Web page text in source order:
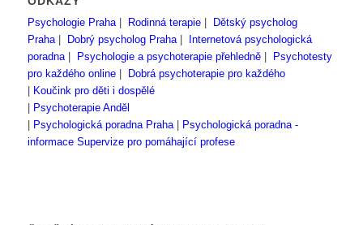
Psychologie Praha| Rodinná terapie|
Dětský psycholog
Praha| Dobrý psycholog Praha|
Internetová psychologická
poradna| Psychologie a psychoterapie přehledně|
Psychotesty
pro každého online|
Dobrá psychoterapie pro každého
Koučink pro děti i dospělé
Psychoterapie Anděl
Psychologická poradna Praha|
Psychologická poradna -
informace Supervize pro pomáhající profese